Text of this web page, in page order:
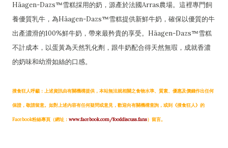
Häagen-Dazs™雪糕採用的奶，源產於法國Arras農場。這裡專門飼
養優質乳牛，為Häagen-Dazs™雪糕提供新鮮牛奶，確保以優質的牛
出產濃滑的100%鮮牛奶，帶來最矜貴的享受。Häagen-Dazs™雪糕
不計成本，以蛋黃為天然乳化劑，跟牛奶配合得天然無瑕，成就香濃
的奶味和幼滑如絲的口感。
搜食狂人呼籲：上述資訊由有關機構提供，本站無法就相關之食物水準、質素、優惠及價錢作出任何
保證，敬請留意。如對上述內容有任何疑問或意見，歡迎向有關機構查詢，或到《搜食狂人》的
Facebook粉絲專頁（網址： www.facebook.com/fooddiscuss.fans）留言。